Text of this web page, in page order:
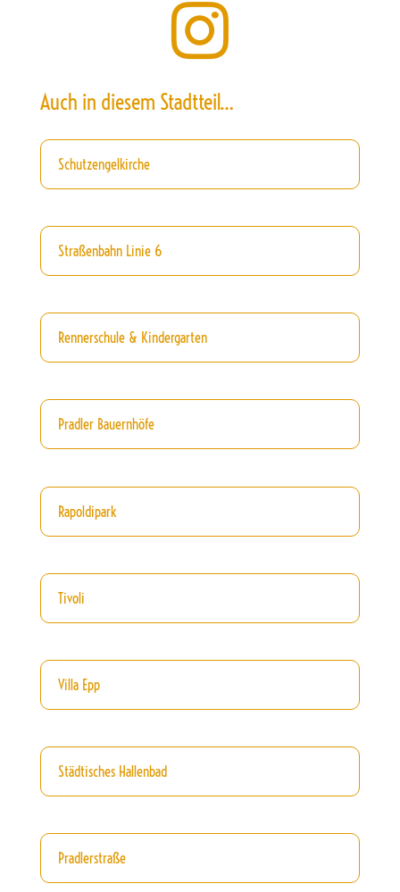

Auch in diesem Stadtteil…
Schutzengelkirche
Straßenbahn Linie 6
Rennerschule & Kindergarten
Pradler Bauernhöfe
Rapoldipark
Tivoli
Villa Epp
Städtisches Hallenbad
Pradlerstraße